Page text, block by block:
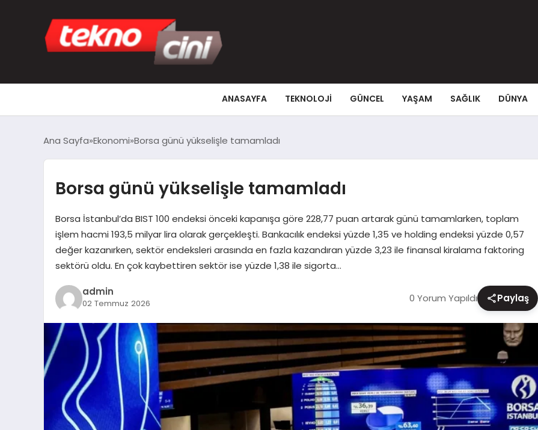
ANASAYFA TEKNOLOJI GÜNCEL YAŞAM SAĞLIK DÜNYA
Ana Sayfa Ekonomi Borsa günü yükselişle tamamladı
Borsa günü yükselişle tamamladı
Borsa İstanbul’da BIST 100 endeksi önceki kapanışa göre 228,77 puan artarak günü tamamlarken, toplam
işlem hacmi 193,5 milyar lira olarak gerçekleşti. Bankacılık endeksi yüzde 1,35 ve holding endeksi yüzde 0,57
değer kazanırken, sektör endeksleri arasında en fazla kazandıran yüzde 3,23 ile finansal kiralama faktoring
sektörü oldu. En çok kaybettiren sektör ise yüzde 1,38 ile sigorta…
admin
02 Temmuz 2026 0 Yorum Yapıldı Paylaş